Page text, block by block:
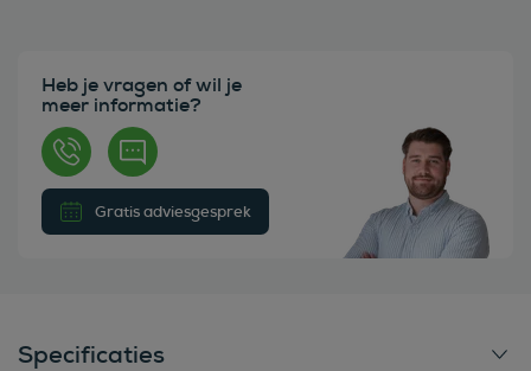
Heb je vragen of wil je
meer informatie?
Gratis adviesgesprek
Specificaties